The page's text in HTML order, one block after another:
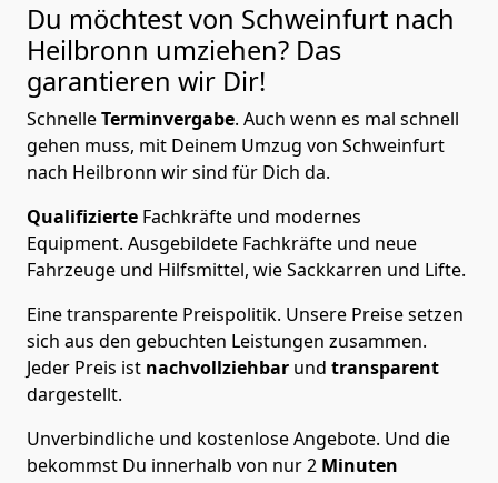
Du möchtest von Schweinfurt nach
Heilbronn umziehen? Das
garantieren wir Dir!
SchnelleTerminvergabe. Auch wenn es mal schnell
gehen muss, mit Deinem Umzug von Schweinfurt
nach Heilbronn wir sind für Dich da.
Qualifizierte Fachkräfte und modernes
Equipment. Ausgebildete Fachkräfte und neue
Fahrzeuge und Hilfsmittel, wie Sackkarren und Lifte.
Eine transparente Preispolitik. Unsere Preise setzen
sich aus den gebuchten Leistungen zusammen.
Jeder Preis ist nachvollziehbar und transparent
dargestellt.
Unverbindliche und kostenlose Angebote. Und die
bekommst Du innerhalb von nur2 Minuten